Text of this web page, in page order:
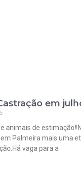
em
animais de
Palmeira mais uma
vaga para a